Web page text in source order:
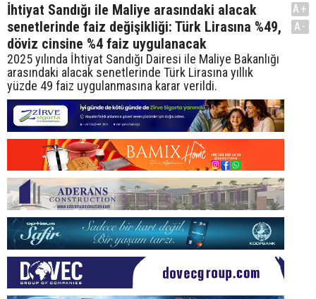
İhtiyat Sandığı ile Maliye arasındaki alacak
senetlerinde faiz değişikliği: Türk Lirasına %49,
döviz cinsine %4 faiz uygulanacak
2025 yılında İhtiyat Sandığı Dairesi ile Maliye Bakanlığı
arasındaki alacak senetlerinde Türk Lirasına yıllık
yüzde 49 faiz uygulanmasına karar verildi.
A+
A-